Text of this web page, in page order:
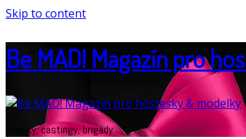
Skip to content
Be MAD! Magazín pro
novinky, castingy, brigády